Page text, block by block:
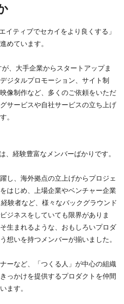
イティブでセカイをより良くする」
めています。
、大手企業からスタートアップま
ジタルプロモーション、サイト制
像制作など、多くのご依頼をいただ
サービスや自社サービスの立ち上げ
。
、経験豊富なメンバーばかりです。
し、海外拠点の立上げからプロジェ
はじめ、上場企業やベンチャー企業
験者など、様々なバックグラウンド
ジネスをしていても限界がありま
生まれるような、おもしろいプロダ
想いを持つメンバーが揃いました。
ーなど、「つくる人」が中心の組織
っかけを提供するプロダクトを仲間
ます。